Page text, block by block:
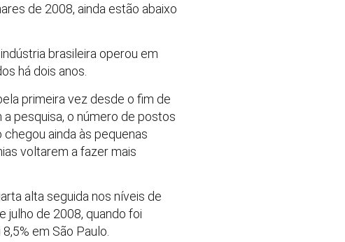
de 2008, ainda estão abaixo
brasileira operou em
há dois anos.
primeira vez desde o fim de
pesquisa, o número de postos
ainda às pequenas
voltarem a fazer mais
alta seguida nos níveis de
julho de 2008, quando foi
em São Paulo.